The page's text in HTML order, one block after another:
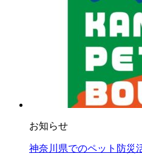
お知らせ
神奈川県でのペット防災